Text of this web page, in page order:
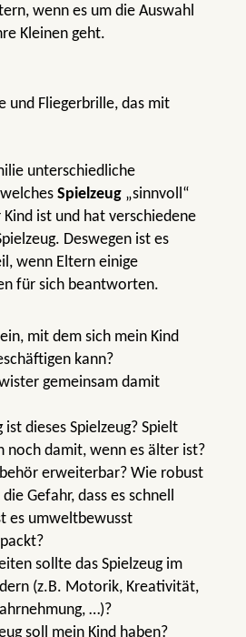
wenn es um die Auswahl
Kleinen geht.
unterschiedliche
Spielzeug „sinnvoll“
ist und hat verschiedene
Deswegen ist es
wenn Eltern einige
für sich beantworten.
mit dem sich mein Kind
kann?
gemeinsam damit
dieses Spielzeug? Spielt
noch damit, wenn es älter ist?
erweiterbar? Wie robust
Gefahr, dass es schnell
es umweltbewusst
sollte das Spielzeug im
(z.B. Motorik, Kreativität,
…)?
soll mein Kind haben?